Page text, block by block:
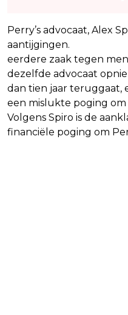
Perry’s advocaat, Alex
aantijgingen.
eerdere zaak tegen
dezelfde advocaat
dan tien jaar teruggaat,
een mislukte poging
Volgens Spiro is de
financiële poging om